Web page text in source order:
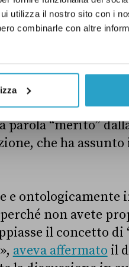
utilizza il nostro sito con i
combinarle con altre
ha
Meloni ha
Azione e Italia viva
contro gli
5 stelle e di
“merito”
che ha assunto
e ontologicamente
non avete
il concetto di
aveva affermato il